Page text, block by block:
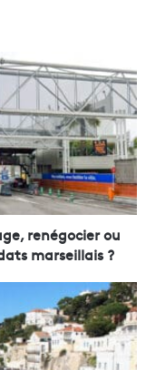
renégocier ou
marseillais ?